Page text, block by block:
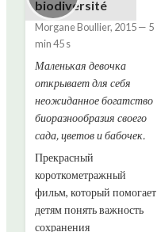
biodiversité
Morgane Boullier, 2015— 5
min 45 s
Маленькая девочка
открывает для себя
неожиданное богатство
биоразнообразия своего
сада, цветов и бабочек.
Прекрасный
короткометражный
фильм, который помогает
детям понять важность
сохранения